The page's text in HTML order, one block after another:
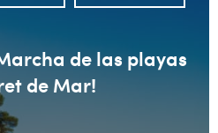
de las playas
de Mar!